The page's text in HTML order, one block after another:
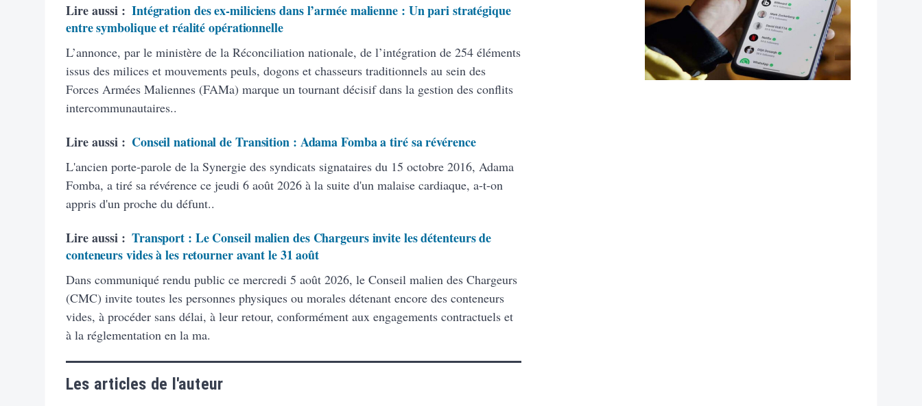
Lire aussi : Intégration des ex-miliciens dans l’armée malienne : Un pari stratégique
entre symbolique et réalité opérationnelle
L’annonce, par le ministère de la Réconciliation nationale, de l’intégration de 254 éléments
issus des milices et mouvements peuls, dogons et chasseurs traditionnels au sein des
Forces Armées Maliennes (FAMa) marque un tournant décisif dans la gestion des conflits
intercommunautaires..
Lire aussi : Conseil national de Transition : Adama Fomba a tiré sa révérence
L'ancien porte-parole de la Synergie des syndicats signataires du 15 octobre 2016, Adama
Fomba, a tiré sa révérence ce jeudi 6 août 2026 à la suite d'un malaise cardiaque, a-t-on
appris d'un proche du défunt..
Lire aussi : Transport : Le Conseil malien des Chargeurs invite les détenteurs de
conteneurs vides à les retourner avant le 31 août
Dans communiqué rendu public ce mercredi 5 août 2026, le Conseil malien des Chargeurs
(CMC) invite toutes les personnes physiques ou morales détenant encore des conteneurs
vides, à procéder sans délai, à leur retour, conformément aux engagements contractuels et
à la réglementation en la ma.
Les articles de l'auteur